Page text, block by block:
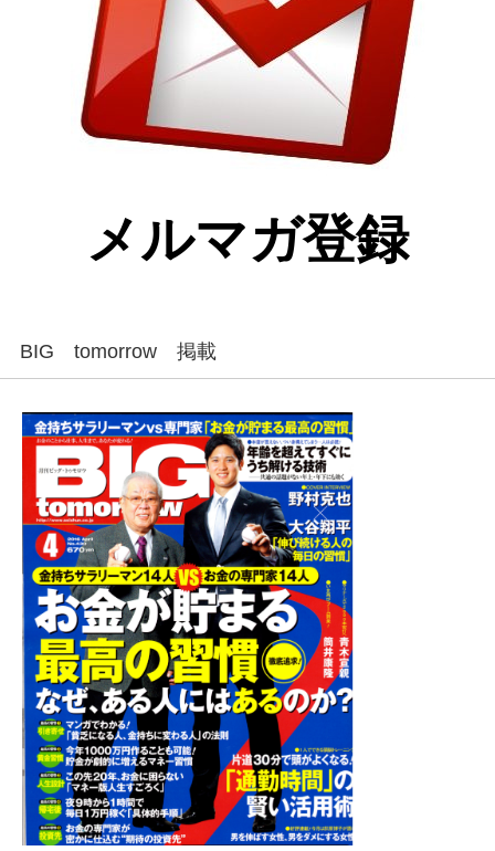
メルマガ登録
BIG tomorrow 掲載